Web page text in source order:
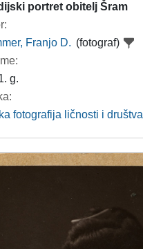
portret obitelj Šram
Franjo D. (fotograf)
g.
fotografija ličnosti i društva